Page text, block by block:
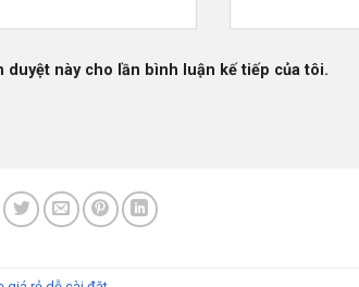
này cho lần bình luận kế tiếp của tôi.